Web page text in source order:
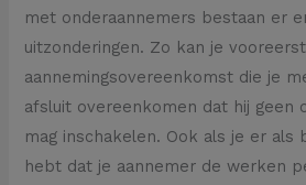
met onderaannemers bestaan er
uitzonderingen. Zo kan je
aannemingsovereenkomst die je
afsluit overeenkomen dat hij geen
mag inschakelen. Ook als je er als
hebt dat je aannemer de werken